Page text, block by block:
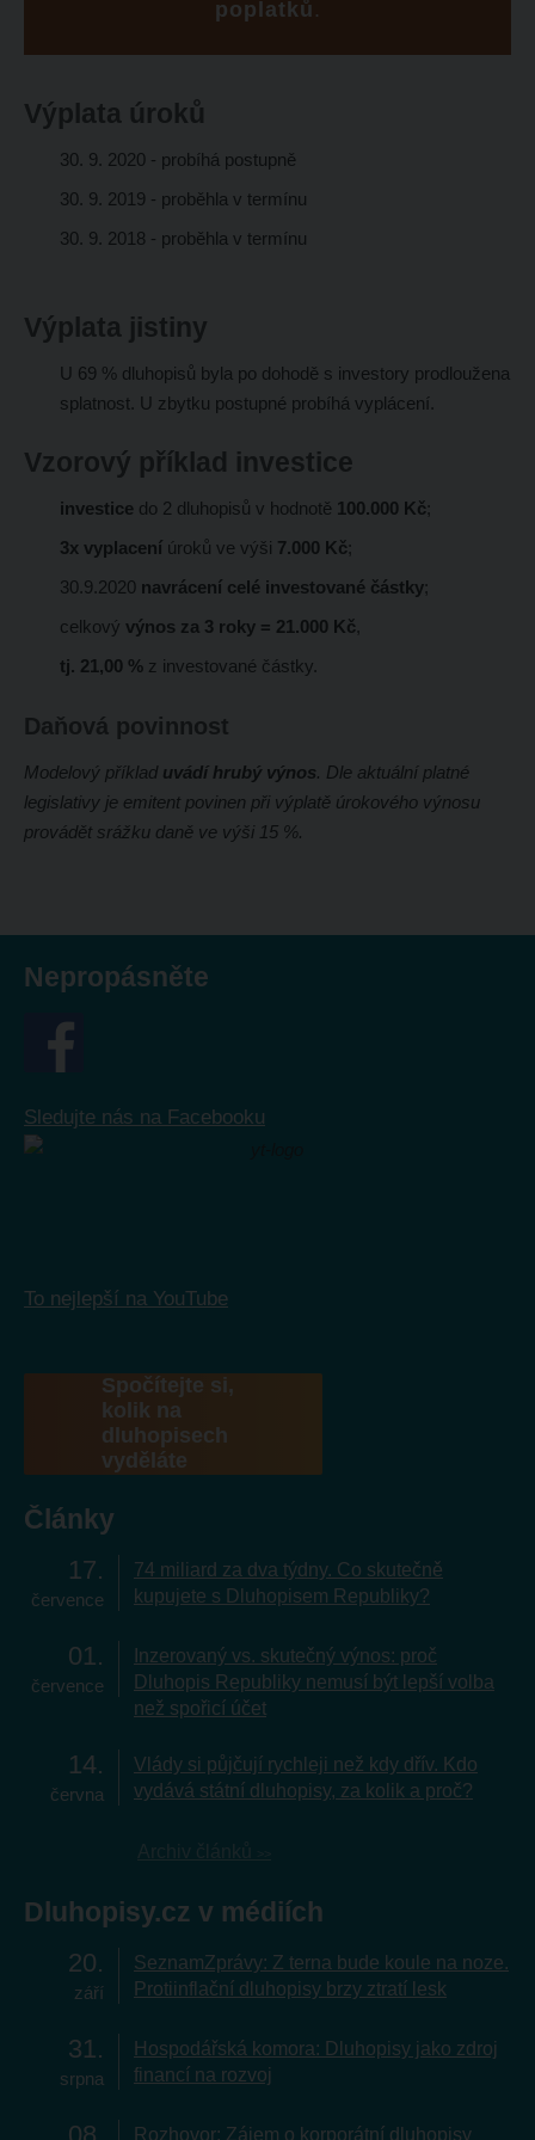
poplatků .
Výplata úroků
30. 9. 2020 - probíhá postupně
30. 9. 2019 - proběhla v termínu
30. 9. 2018 - proběhla v termínu
Výplata jistiny
U 69 % dluhopisů byla po dohodě s investory prodloužena
splatnost. U zbytku postupné probíhá vyplácení.
Vzorový příklad investice
investice do 2 dluhopisů v hodnotě 100.000 Kč;
3x vyplaceníúroků ve výši 7.000 Kč;
30.9.2020 navrácení celé investované částky;
celkový výnos za 3 roky = 21.000 Kč,
tj. 21,00 %z investované částky.
Daňová povinnost
Modelový příklad uvádí hrubý výnos. Dle aktuální platné
legislativy je emitent povinen při výplatě úrokového výnosu
provádět srážku daně ve výši 15 %.
Nepropásněte
Sledujte nás na Facebooku
To nejlepší na YouTube
Spočítejte si,
kolik na
dluhopisech
vyděláte
Články
17
července
74 miliard za dva týdny. Co skutečně
kupujete s Dluhopisem Republiky?
01
července
Inzerovaný vs. skutečný výnos: proč
Dluhopis Republiky nemusí být lepší volba
než spořicí účet
14
června
Vlády si půjčují rychleji než kdy dřív. Kdo
vydává státní dluhopisy, za kolik a proč?
Dluhopisy.cz v médiích
20
září
SeznamZprávy: Z terna bude koule na noze.
Protiinflační dluhopisy brzy ztratí lesk
31
srpna
Hospodářská komora: Dluhopisy jako zdroj
financí na rozvoj
Rozhovor: Zájem o korporátní dluhopisy